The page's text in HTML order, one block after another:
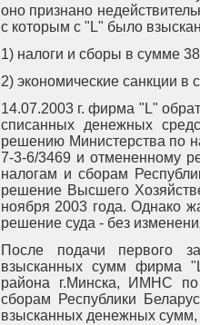
оно признано
с которым с "L" было
1) налоги и сборы в сумме
2) экономические санкции в
14.07.2003 г. фирма "L"
списанных денежных
решению Министерства по
7-3-6/3469 и отмененному
налогам и сборам
решение Высшего
ноября 2003 года. Однако
решение суда - без
После подачи первого
взысканных сумм фирма
района г.Минска, ИМНС по
сборам Республики
взысканных денежных сумм,